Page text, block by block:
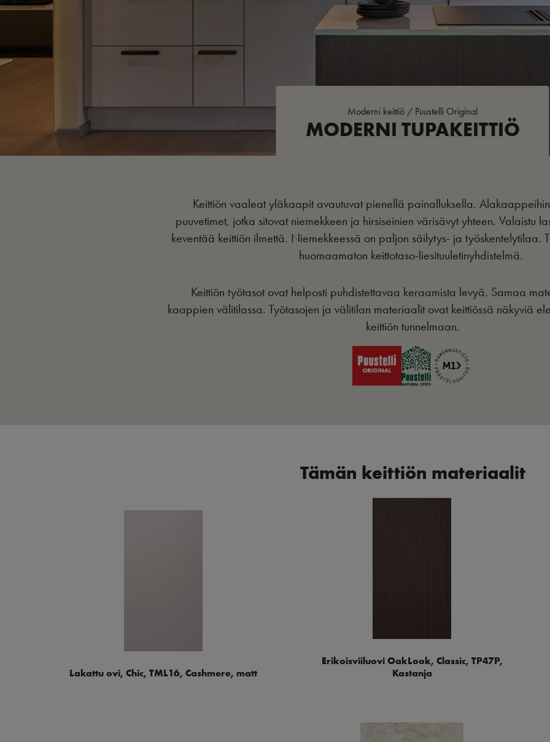
Moderni keittiö / Puustelli Original
MODERNI TUPAKEITTIÖ
Keittiön vaaleat yläkaapit avautuvat pienellä painalluksella.
puuvetimet, jotka sitovat niemekkeen ja hirsiseinien värisävyt yhteen. Valaistu
keventää keittiön ilmettä. Niemekkeessä on paljon säilytys- ja työskentelytilaa.
huomaamaton keittotaso-liesituuletinyhdistelmä.
Keittiön työtasot ovat helposti puhdistettavaa keraamista levyä. Samaa
kaappien välitilassa. Työtasojen ja välitilan materiaalit ovat keittiössä näkyviä
keittiön tunnelmaan.
Tämän keittiön materiaalit
Lakattu ovi, Chic, TML16, Cashmere, matt
Erikoisviiluovi OakLook, Classic, TP47P,
Kastanja